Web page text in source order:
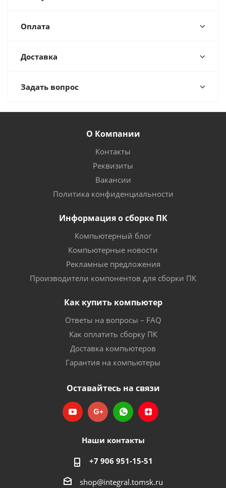
Оплата
Доставка
Задать вопрос
О Компании
Контакты
Реквизиты
Вакансии
Политика конфиденциальности
Информация о сборке ПК
Компьютерный блог
Компьютерные новости
Рекламные предложения
Производители компонентов для сборки ПК
Как купить компьютер
Ответы на вопросы – FAQ
Как оплатить сборку ПК
Доставка компьютеров
Гарантия на компьютеры
Оставайтесь на связи
Наши контакты
+7 906 951-15-51
shop@integral.tomsk.ru